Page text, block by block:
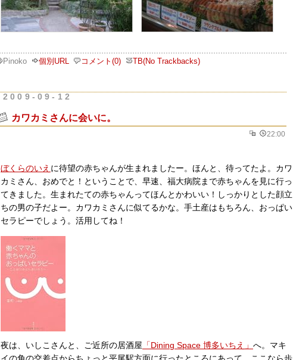
Pinoko 個別URL コメント(0) TB(No Trackbacks)
2009-09-12
カワカミさんに会いに。
22:00
ぼくらのいえ に待望の赤ちゃんが生まれましたー。ほんと、待ってたよ。カワ
カミさん、おめでと！ということで、早速、福大病院まで赤ちゃんを見に行っ
てきました。生まれたての赤ちゃんってほんとかわいい！しっかりとした顔立
ちの男の子だよー。カワカミさんに似てるかな。手土産はもちろん、おっぱい
セラピーでしょう。活用してね！
夜は、いしこさんと、ご近所の居酒屋 「Dining Space 博多いちえ」 へ。マキ